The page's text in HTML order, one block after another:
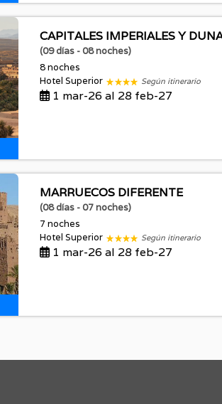
CAPITALES IMPERIALES Y
(09 días - 08 noches)
8 noches
Hotel Superior
Según itinerario
1 mar-26 al 28 feb-27
MARRUECOS DIFERENTE
(08 días - 07 noches)
7 noches
Hotel Superior
Según itinerario
1 mar-26 al 28 feb-27